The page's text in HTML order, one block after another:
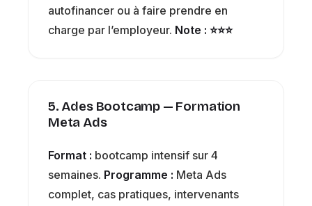
autofinancer ou à faire prendre en
charge par l’employeur. Note : ⭐⭐⭐
5. Ades Bootcamp — Formation
Meta Ads
Format : bootcamp intensif sur 4
semaines. Programme : Meta Ads
complet, cas pratiques, intervenants